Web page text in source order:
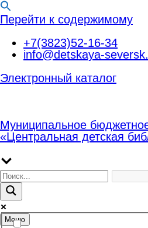
Перейти к содержимому
+7(3823)52-16-34
info@detskaya-
Электронный каталог
Муниципальное
«Центральная детская
Меню